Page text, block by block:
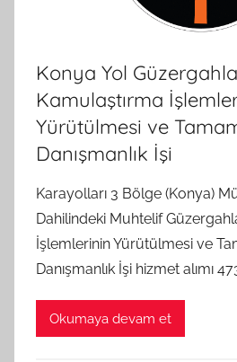
Konya Yol
Kamulaştırma
Yürütülmesi ve
Danışmanlık İşi
Karayolları 3 Bölge (Konya)
Dahilindeki Muhtelif
İşlemlerinin Yürütülmesi ve
Danışmanlık İşi hizmet alımı
Okumaya devam et